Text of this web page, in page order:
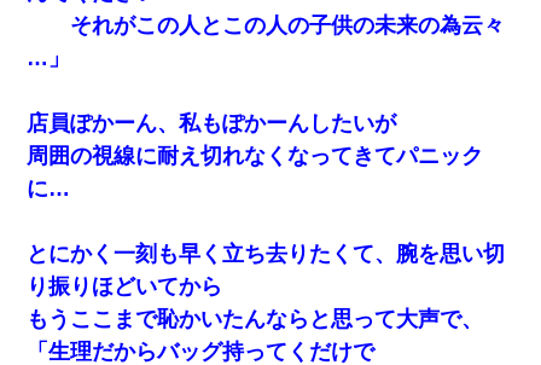
それがこの人とこの人の子供の未来の為云々
…」
店員ぽかーん、私もぽかーんしたいが
周囲の視線に耐え切れなくなってきてパニック
に…
とにかく一刻も早く立ち去りたくて、腕を思い切
り振りほどいてから
もうここまで恥かいたんならと思って大声で、
「生理だからバッグ持ってくだけで